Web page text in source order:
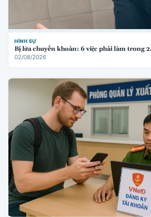
HÌNH SỰ
Bị lừa chuyển khoản: 6 việc phải làm trong
02/08/2026